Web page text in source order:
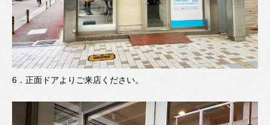
6． 正面ドアよりご来店ください。